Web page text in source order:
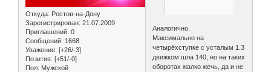
Откуда: Ростов-на-Дону
Зарегистрирован: 21.07.2009
Приглашений: 0
Сообщений: 1668
Уважение: [+26/-3]
Позитив: [+51/-0]
Пол: Мужской
Аналогично.
Максимально на
четырёхступке с усталым 1.3
движком шла 140, но на таких
оборотах жалко жечь, да и не